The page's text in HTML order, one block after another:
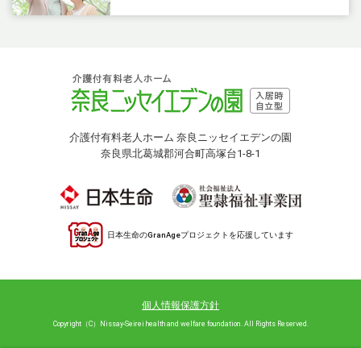
介護付有料老人ホーム 奈良ニッセイエデンの園
奈良県北葛城郡河合町高塚台1-8-1
日本生命のGranAgeプロジェクトを応援しています
個人情報保護方針
Copyright（C）Nissay-Seirei health and welfare foundation. All Rights Reserved.